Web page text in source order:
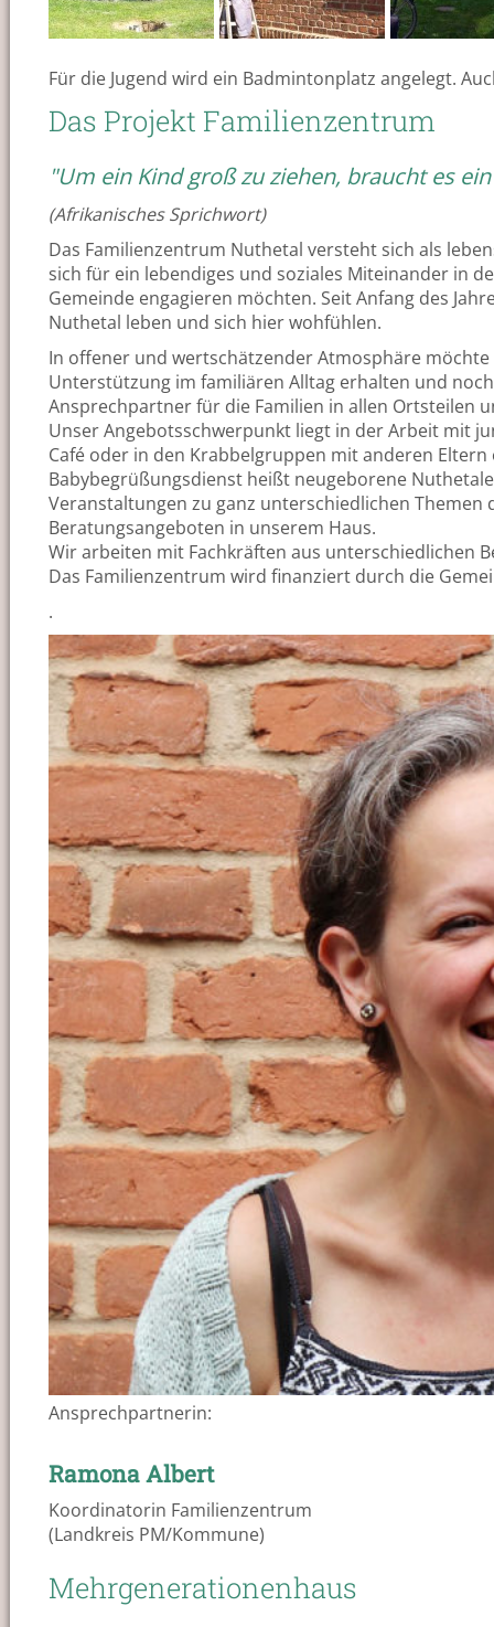
Für die Jugend wird ein Badmintonplatz angelegt.
Das Projekt Familienzentrum
Um ein Kind groß zu ziehen, braucht es
(Afrikanisches Sprichwort)
Das Familienzentrum Nuthetal versteht sich als
sich für ein lebendiges und soziales Miteinander in
Gemeinde engagieren möchten. Seit Anfang des
Nuthetal leben und sich hier wohfühlen.
In offener und wertschätzender Atmosphäre
Unterstützung im familiären Alltag erhalten und
Ansprechpartner für die Familien in allen Ortsteilen
Unser Angebotsschwerpunkt liegt in der Arbeit mit
Café oder in den Krabbelgruppen mit anderen
Babybegrüßungsdienst heißt neugeborene
Veranstaltungen zu ganz unterschiedlichen
Beratungsangeboten in unserem Haus.
Wir arbeiten mit Fachkräften aus unterschiedlichen
Das Familienzentrum wird finanziert durch die
.
Ansprechpartnerin:
Ramona Albert
Koordinatorin Familienzentrum
(Landkreis PM/Kommune)
Mehrgenerationenhaus